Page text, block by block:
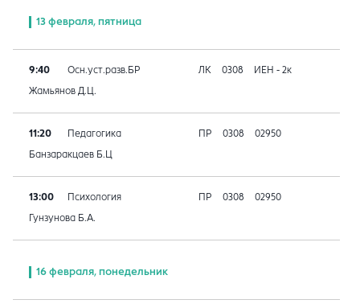
13 февраля, пятница
9:40 Осн.уст.разв.БР ЛК 0308 ИЕН - 2к
Жамьянов Д.Ц.
11:20 Педагогика ПР 0308 02950
Банзаракцаев Б.Ц
13:00 Психология ПР 0308 02950
Гунзунова Б.А.
16 февраля, понедельник